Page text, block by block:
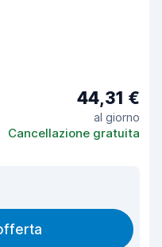
44,31 €
al giorno
Cancellazione gratuita